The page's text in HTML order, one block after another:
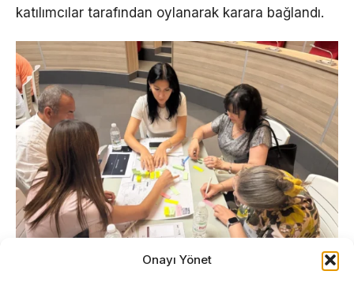
Onayı Yönet
katılımcılar tarafından oylanarak karara bağlandı.